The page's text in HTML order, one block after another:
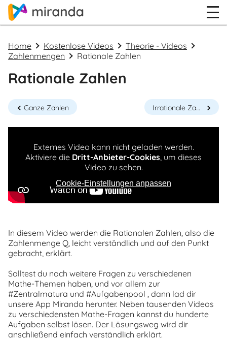
Home Kostenlose Videos
Theorie - Videos
Zahlenmengen
Rationale Zahlen
Rationale Zahlen
Ganze Zahlen Irrationale Zahlen
Externes Video kann nicht geladen werden.
Aktiviere die Dritt-Anbieter-Cookies, um dieses
Video zu sehen.
Cookie-Einstellungen anpassen
In diesem Video werden die Rationalen Zahlen, also die
Zahlenmenge Q, leicht verständlich und auf den Punkt
gebracht, erklärt.
Solltest du noch weitere Fragen zu verschiedenen
Mathe-Themen haben, und vor allem zur
#Zentralmatura und #Aufgabenpool , dann lad dir
unsere App Miranda herunter. Neben tausenden Videos
zu verschiedensten Mathe-Fragen kannst du hunderte
Aufgaben selbst lösen. Der Lösungsweg wird dir
anschließend einfach verständlich erklärt.